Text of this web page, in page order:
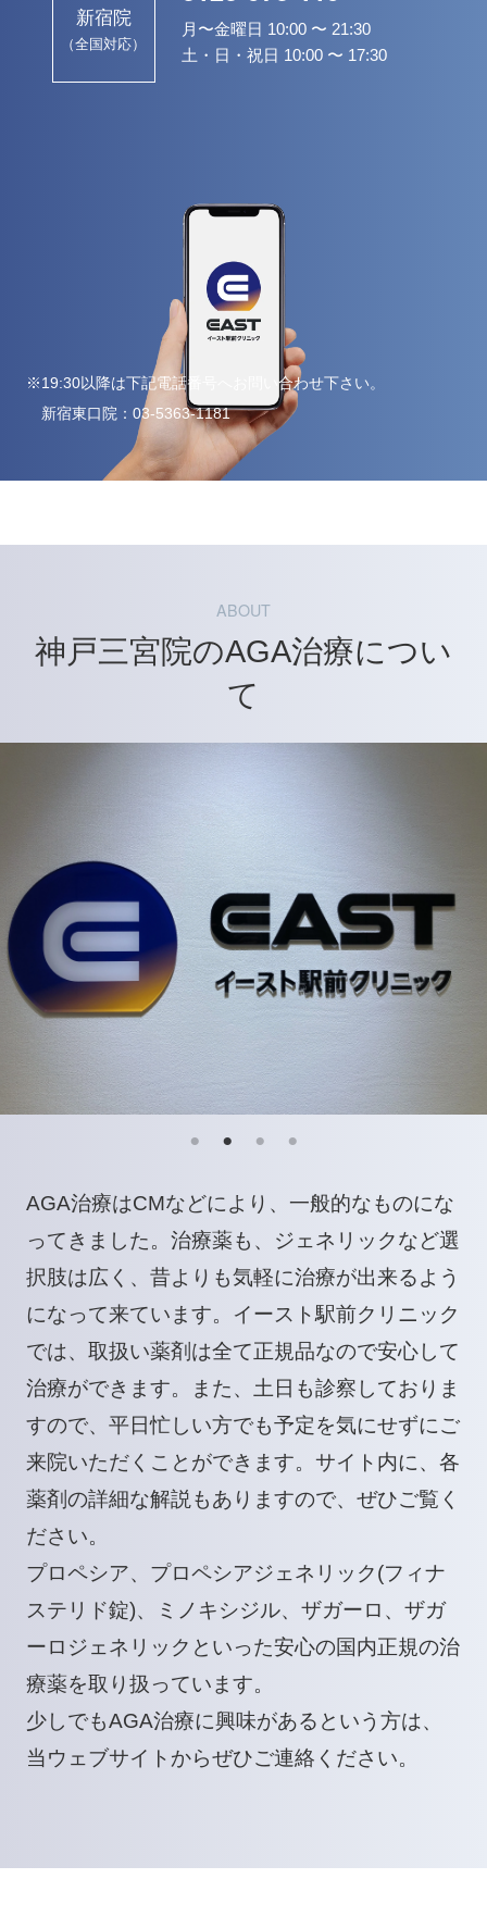
新宿院
（全国対応）
月〜金曜日 10:00 〜 21:30
土・日・祝日 10:00 〜 17:30
※19:30以降は下記電話番号へお問い合わせ下さい。
新宿東口院： 03-5363-1181
ABOUT
神戸三宮院のAGA治療につい
て
AGA治療はCMなどにより、一般的なものにな
ってきました。治療薬も、ジェネリックなど選
択肢は広く、昔よりも気軽に治療が出来るよう
になって来ています。イースト駅前クリニック
では、取扱い薬剤は全て正規品なので安心して
治療ができます。また、土日も診察しておりま
すので、平日忙しい方でも予定を気にせずにご
来院いただくことができます。サイト内に、各
薬剤の詳細な解説もありますので、ぜひご覧く
ださい。
プロペシア、 プロペシアジェネリック(フィナ
ステリド錠)、 ミノキシジル、 ザガーロ 、 ザガ
ーロジェネリック といった安心の国内正規の治
療薬を取り扱っています。
少しでもAGA治療に興味があるという方は、
当ウェブサイトからぜひご連絡ください。